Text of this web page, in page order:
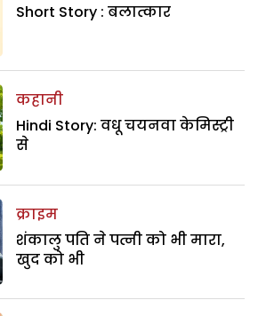
Short Story : बलात्कार
कहानी
Hindi Story: वधू चयनवा केमिस्ट्री
से
क्राइम
शंकालु पति ने पत्नी को भी मारा,
खुद को भी